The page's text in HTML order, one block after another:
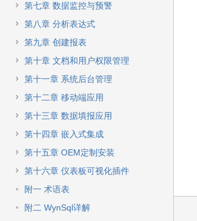
第七章 数据监控与预警
第八章 分析表达式
第九章 创建报表
第十章 文档和用户权限管理
第十一章 系统后台管理
第十二章 移动端应用
第十三章 数据填报应用
第十四章 嵌入式集成
第十五章 OEM定制安装
第十六章 仪表板可视化插件
附一 术语表
附二 WynSql详解